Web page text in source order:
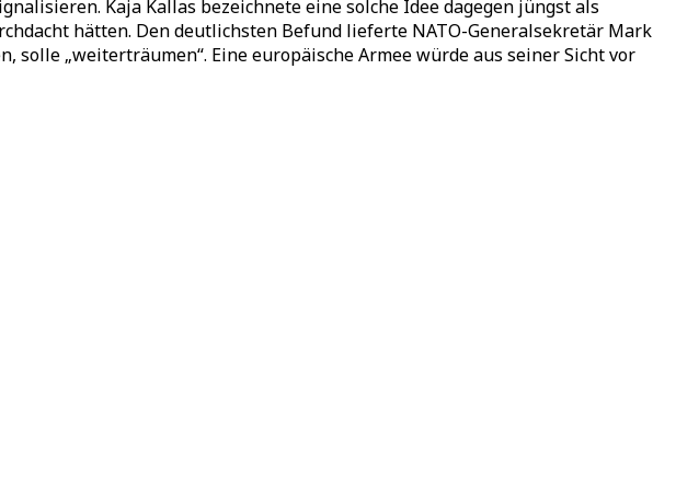
Kaja Kallas bezeichnete eine solche Idee dagegen jüngst als
hätten. Den deutlichsten Befund lieferte NATO-Generalsekretär Mark
solle „weiterträumen“. Eine europäische Armee würde aus seiner Sicht vor